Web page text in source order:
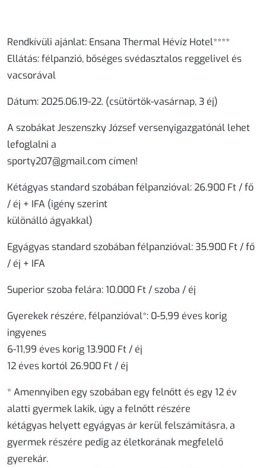
Rendkívüli ajánlat: Ensana Thermal Hévíz Hotel****
Ellátás: félpanzió, bőséges svédasztalos reggelivel és
vacsorával
Dátum: 2025.06.19-22. (csütörtök-vasárnap, 3 éj)
A szobákat Jeszenszky József versenyigazgatónál lehet
lefoglalni a
sporty207@gmail.com címen!
Kétágyas standard szobában félpanzióval: 26.900 Ft / fő
/ éj + IFA (igény szerint
különálló ágyakkal)
Egyágyas standard szobában félpanzióval: 35.900 Ft / fő
/ éj + IFA
Superior szoba felára: 10.000 Ft / szoba / éj
Gyerekek részére, félpanzióval*: 0-5,99 éves korig
ingyenes
6-11,99 éves korig 13.900 Ft / éj
12 éves kortól 26.900 Ft / éj
* Amennyiben egy szobában egy felnőtt és egy 12 év
alatti gyermek lakik, úgy a felnőtt részére
kétágyas helyett egyágyas ár kerül felszámításra, a
gyermek részére pedig az életkorának megfelelő
gyerekár.